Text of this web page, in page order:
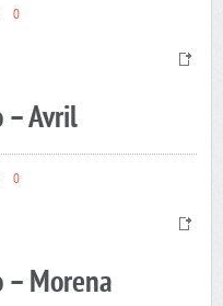
0
– Avril
0
– Morena